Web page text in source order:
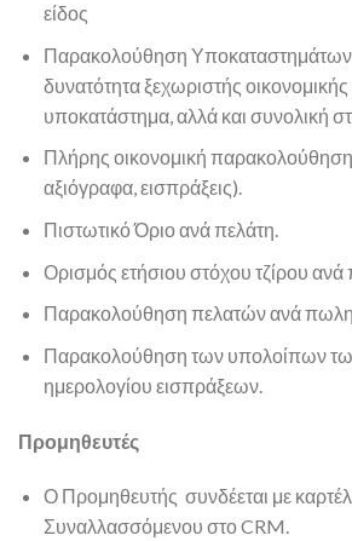
είδος
Παρακολούθηση Υποκαταστημάτων
δυνατότητα ξεχωριστής
υποκατάστημα, αλλά και συνολική
Πλήρης οικονομική
αξιόγραφα, εισπράξεις).
Πιστωτικό Όριο ανά πελάτη.
Ορισμός ετήσιου στόχου τζίρου ανά
Παρακολούθηση πελατών ανά
Παρακολούθηση των υπολοίπων
ημερολογίου εισπράξεων.
Προμηθευτές
Ο Προμηθευτής συνδέεται με
Συναλλασσόμενου στο CRM.